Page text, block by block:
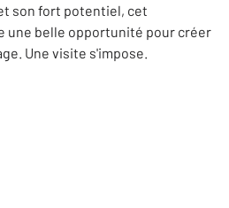
son fort potentiel, cet
une belle opportunité pour créer
Une visite s'impose.